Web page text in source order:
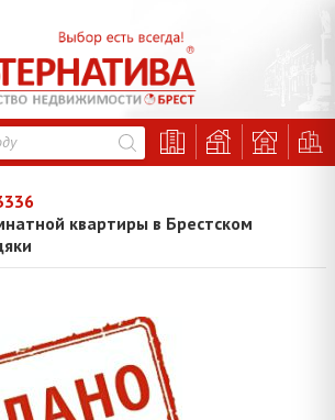
квартиры в Брестском